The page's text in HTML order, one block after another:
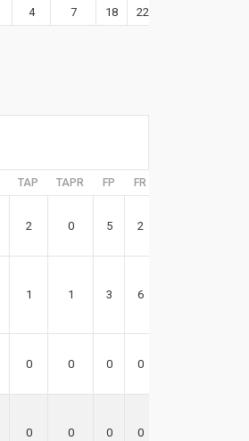
4 7 18 22
TAP TAPR FP FR
2 0 5 2
1 1 3 6
0 0 0 0
0 0 0 0